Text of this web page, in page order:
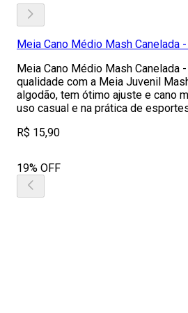
Meia Cano Médio Mash Canelada
Meia Cano Médio Mash Canelada
qualidade com a Meia Juvenil
algodão, tem ótimo ajuste e cano
uso casual e na prática de
R$ 15,90
19% OFF